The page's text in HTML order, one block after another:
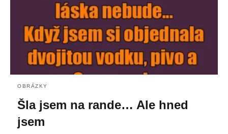
OBRÁZKY
Šla jsem na rande… Ale hned
jsem